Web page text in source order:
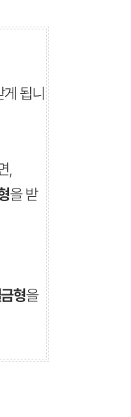
게 됩니
,
을 받
형을